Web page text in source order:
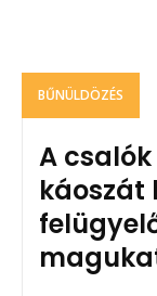
BŰNÜLDÖZÉS
A
káoszát